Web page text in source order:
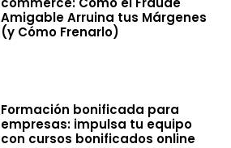
Amigable Arruina tus Márgenes
(y Cómo Frenarlo)
Formación bonificada para
empresas: impulsa tu equipo
con cursos bonificados online